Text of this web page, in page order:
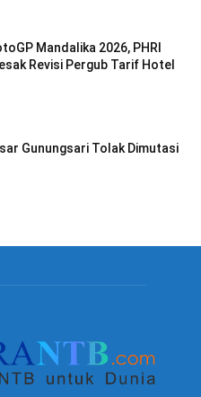
Mandalika 2026, PHRI
Revisi Pergub Tarif Hotel
Gunungsari Tolak Dimutasi